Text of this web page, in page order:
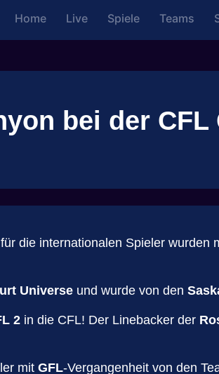
Home Live Spiele Teams
bei der
für die internationalen Spieler wurden
Universe und wurde von den
2 in die CFL! Der Linebacker der
mit GFL-Vergangenheit von den